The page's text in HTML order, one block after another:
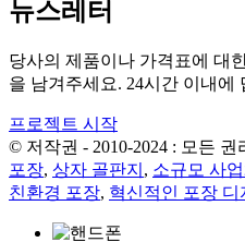
뉴스레터
당사의 제품이나 가격표에 대
을 남겨주세요. 24시간 이내에
프로젝트 시작
© 저작권 - 2010-2024 : 모든 권
포장, 상자 골판지 , 소규모 사
친환경 포장, 혁신적인 포장 디